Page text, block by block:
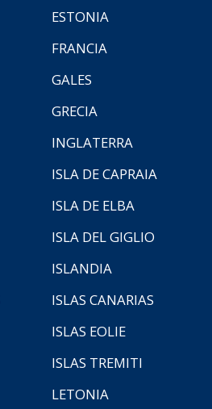
ESTONIA
FRANCIA
GALES
GRECIA
INGLATERRA
ISLA DE CAPRAIA
ISLA DE ELBA
ISLA DEL GIGLIO
ISLANDIA
ISLAS CANARIAS
ISLAS EOLIE
ISLAS TREMITI
LETONIA